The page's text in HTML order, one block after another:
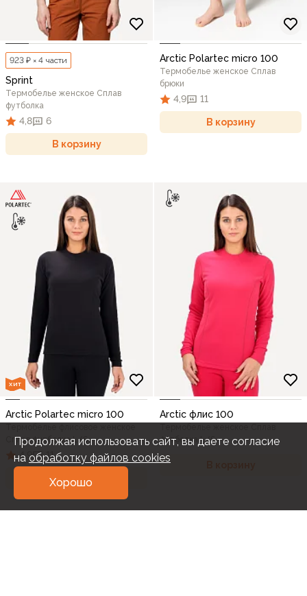
923 ₽ × 4 части
Sprint
Термобелье женское Сплав
футболка
4,8 6
В корзину
Arctic Polartec micro 100
Термобелье женское Сплав
брюки
4,9 11
В корзину
ХИТ
Arctic Polartec micro 100
Сплав футболка L/S
4,9 11
В корзину
Arctic флис 100
футболка L/S
Продолжая использовать сайт, вы даете согласие
на обработку файлов cookies
Хорошо